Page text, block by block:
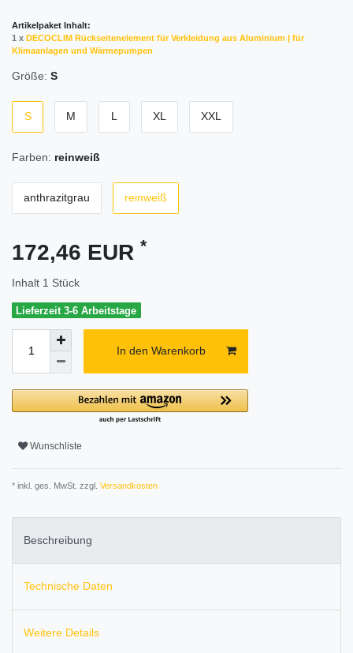
Artikelpaket Inhalt:
1 x DECOCLIM Rückseitenelement für Verkleidung aus Aluminium | für
Klimaanlagen und Wärmepumpen
Größe: S
S M L XL XXL
Farben: reinweiß
anthrazitgrau reinweiß
172,46 EUR *
Inhalt 1 Stück
Lieferzeit 3-6 Arbeitstage
In den Warenkorb
Wunschliste
* inkl. ges. MwSt. zzgl. Versandkosten
Beschreibung
Technische Daten
Weitere Details